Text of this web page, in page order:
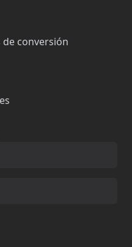
conversión